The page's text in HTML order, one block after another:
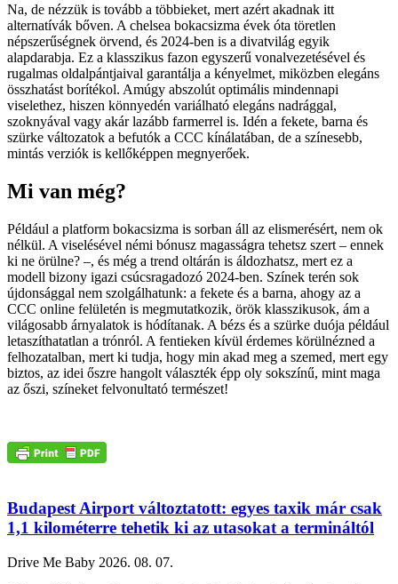
Na, de nézzük is tovább a többieket, mert azért akadnak itt
alternatívák bőven. A chelsea bokacsizma évek óta töretlen
népszerűségnek örvend, és 2024-ben is a divatvilág egyik
alapdarabja. Ez a klasszikus fazon egyszerű vonalvezetésével és
rugalmas oldalpántjaival garantálja a kényelmet, miközben elegáns
összhatást borítékol. Amúgy abszolút optimális mindennapi
viselethez, hiszen könnyedén variálható elegáns nadrággal,
szoknyával vagy akár lazább farmerrel is. Idén a fekete, barna és
szürke változatok a befutók a CCC kínálatában, de a színesebb,
mintás verziók is kellőképpen megnyerőek.
Mi van még?
Például a platform bokacsizma is sorban áll az elismerésért, nem ok
nélkül. A viselésével némi bónusz magasságra tehetsz szert – ennek
ki ne örülne? –, és még a trend oltárán is áldozhatsz, mert ez a
modell bizony igazi csúcsragadozó 2024-ben. Színek terén sok
újdonsággal nem szolgálhatunk: a fekete és a barna, ahogy az a
CCC online felületén is megmutatkozik, örök klasszikusok, ám a
világosabb árnyalatok is hódítanak. A bézs és a szürke duója például
letaszíthatatlan a trónról. A fentieken kívül érdemes körülnézned a
felhozatalban, mert ki tudja, hogy min akad meg a szemed, mert egy
biztos, az idei őszre hangolt választék épp oly sokszínű, mint maga
az őszi, színeket felvonultató természet!
Budapest Airport változtatott: egyes taxik már csak
1,1 kilométerre tehetik ki az utasokat a termináltól
Drive Me Baby 2026. 08. 07.